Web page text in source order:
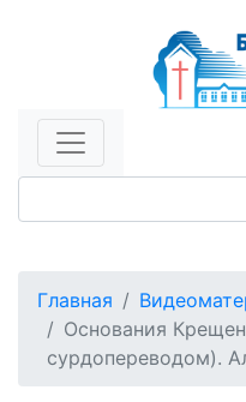
Главная
Основания
сурдопереводом).